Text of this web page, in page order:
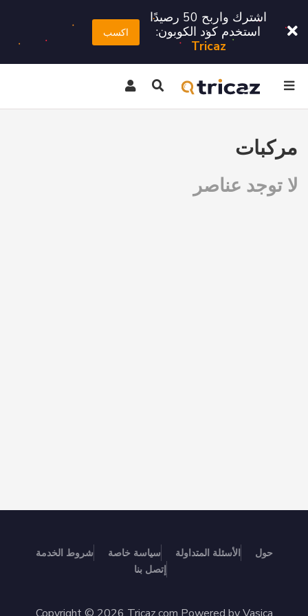
اشترك واربح 50 رصيدًا
استخدم كود الكوبون:
Tricaz
اكسب
مركبات
لا توجد عناصر
حول الأسئلة المتداولة سياسة خاصة
شروط الخدمة
إتصل بنا